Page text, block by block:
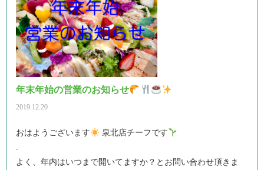
年末年始の営業のお知らせ
2019.12.20
おはようございます
泉北店チーフです
.
よく、年内はいつまで開いてますか？とお問い合わせ頂きま